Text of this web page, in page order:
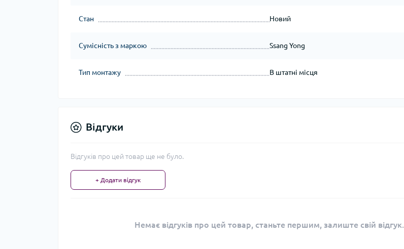
Стан Новий
Сумісність з маркою Ssang Yong
Тип монтажу В штатні місця
Відгуки
Відгуків про цей товар ще не було.
+ Додати відгук
Немає відгуків про цей товар, станьте першим, залиште свій відгук.